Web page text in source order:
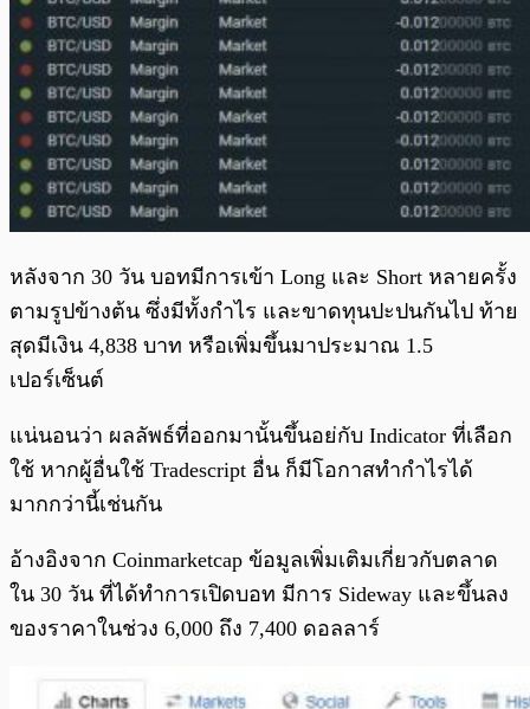
หลังจาก 30 วัน บอทมีการเข้า Long และ Short หลายครั้ง
ตามรูปข้างต้น ซึ่งมีทั้งกำไร และขาดทุนปะปนกันไป ท้าย
สุดมีเงิน 4,838 บาท หรือเพิ่มขึ้นมาประมาณ 1.5
เปอร์เซ็นต์
แน่นอนว่า ผลลัพธ์ที่ออกมานั้นขึ้นอย่กับ Indicator ที่เลือก
ใช้ หากผู้อื่นใช้ Tradescript อื่น ก็มีโอกาสทำกำไรได้
มากกว่านี้เช่นกัน
อ้างอิงจาก Coinmarketcap ข้อมูลเพิ่มเติมเกี่ยวกับตลาด
ใน 30 วัน ที่ได้ทำการเปิดบอท มีการ Sideway และขึ้นลง
ของราคาในช่วง 6,000 ถึง 7,400 ดอลลาร์